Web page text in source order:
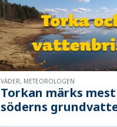
Torkan märks
söderns
VÄDER, METEOROLOGEN